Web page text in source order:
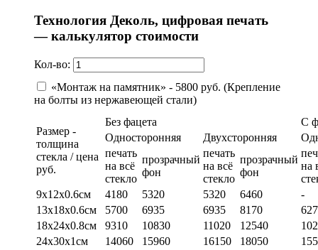
Технология Деколь, цифровая печать
— калькулятор стоимости
Кол-во:
«Монтаж на памятник» - 5800 руб. (Крепление
на болты из нержавеющей стали)
Размер -
толщина
стекла / цена
руб.
Без фацета
С
Односторонняя
Двухсторонняя
печать
на всё
стекло
прозрачный
фон
печать
на всё
стекло
прозрачный
фон
на
9х12х0.6см
4180 5320 5320 6460
-
13х18х0.6см
5700 6935 6935 8170
18х24х0.8см
9310 10830 11020 12540
24х30х1см
14060 15960 16150 18050